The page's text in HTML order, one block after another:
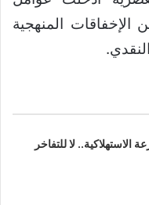
المنهجية
الاستهلاكية.. لا للتفاخر